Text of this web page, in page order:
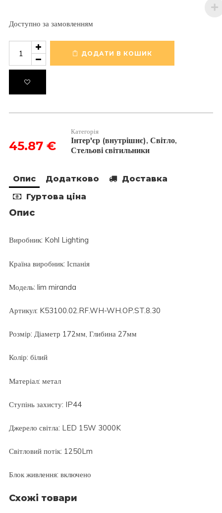
Доступно за замовленням
Вбудований
точковий
світильник
miranda
3000K
ДОДАТИ В КОШИК
45.87 €
Категорія
Інтер'єр (внутрішнє), Світло,
Стельові світильники
Опис Додатково
Доставка
Гуртова ціна
Опис
Виробник: Kohl Lighting
Країна виробник: Іспанія
Модель: lim miranda
Артикул: K53100.02.RF.WH-WH.OP.ST.8.30
Розмір: Діаметр 172мм, Глибина 27мм
Колір: білий
Матеріал: метал
Ступінь захисту: IP44
Джерело світла: LED 15W 3000K
Світловий потік: 1250Lm
Блок живлення: включено
Схожі товари